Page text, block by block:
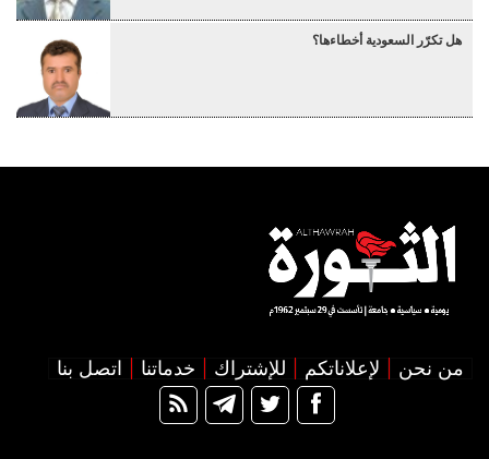
هل تكرّر السعودية أخطاءها؟
من نحن لإعلاناتكم للإشتراك خدماتنا اتصل بنا